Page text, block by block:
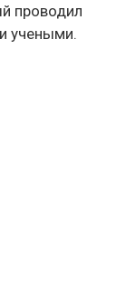
проводил
учеными.